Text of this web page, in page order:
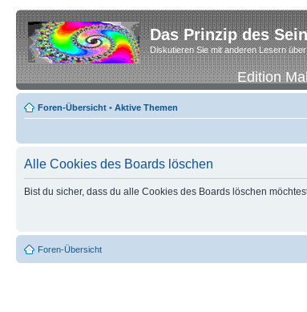
Das Prinzip des
Diskutieren Sie mit anderen Lesern
Edition
Foren-Übersicht • Aktive Themen
Alle Cookies des Boards löschen
Bist du sicher, dass du alle Cookies des Boards löschen
Foren-Übersicht